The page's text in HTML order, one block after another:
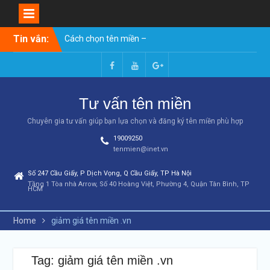
SkipTin vắn:
Cách chọn tên miền –
Hướng dẫn toàn diện từ A-Z
Tên miền chuẩn SEO: 10
website lên top Google
miền chi tiết nhất A-Z
Hướng Dẫn A-Z Cách Đặt
Tên Trang Web Hay, Ấn
Nên chọn đuôi tên miền như
thế nào để làm website tối
Cách kiểm tra tuổi thọ tên
miền​
hưởng đến SEO không? Có
nên mua tên miền chuẩn
Tư vấn tên miền
Chuyên gia tư vấn giúp bạn lựa chọn và đăng ký tên miền phù hợp
19009250
tenmien@inet.vn
Số 247 Cầu Giấy, P Dịch Vọng, Q Cầu Giấy, TP Hà Nội
Tầng 1 Tòa nhà Arrow, Số 40 Hoàng Việt, Phường 4, Quận Tân Bình, TP
HCM
Home giảm giá tên miền .vn
Tag: giảm giá tên miền .vn